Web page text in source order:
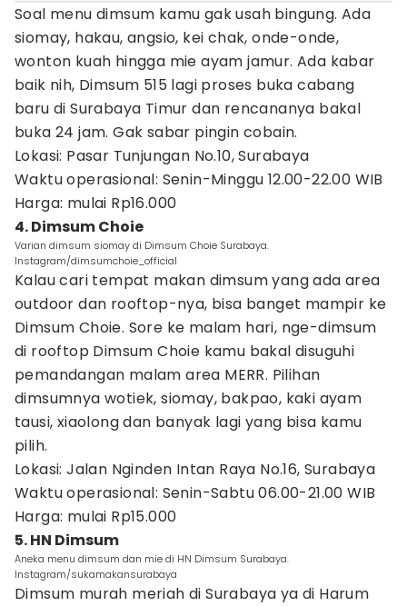
Soal menu dimsum kamu gak usah bingung. Ada
siomay, hakau, angsio, kei chak, onde-onde,
wonton kuah hingga mie ayam jamur. Ada kabar
baik nih, Dimsum 515 lagi proses buka cabang
baru di Surabaya Timur dan rencananya bakal
buka 24 jam. Gak sabar pingin cobain.
Lokasi: Pasar Tunjungan No.10, Surabaya
Waktu operasional: Senin-Minggu 12.00-22.00 WIB
Harga: mulai Rp16.000
4. Dimsum Choie
Varian dimsum siomay di Dimsum Choie Surabaya.
Instagram/dimsumchoie_official
Kalau cari tempat makan dimsum yang ada area
outdoor dan rooftop-nya, bisa banget mampir ke
Dimsum Choie. Sore ke malam hari, nge-dimsum
di rooftop Dimsum Choie kamu bakal disuguhi
pemandangan malam area MERR. Pilihan
dimsumnya wotiek, siomay, bakpao, kaki ayam
tausi, xiaolong dan banyak lagi yang bisa kamu
pilih.
Lokasi: Jalan Nginden Intan Raya No.16, Surabaya
Waktu operasional: Senin-Sabtu 06.00-21.00 WIB
Harga: mulai Rp15.000
5. HN Dimsum
Aneka menu dimsum dan mie di HN Dimsum Surabaya.
Instagram/sukamakansurabaya
Dimsum murah meriah di Surabaya ya di Harum